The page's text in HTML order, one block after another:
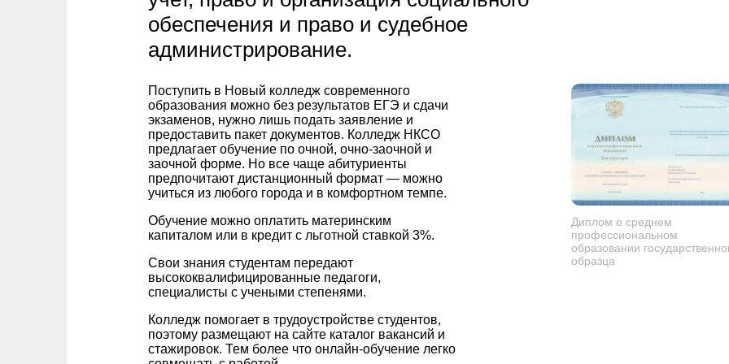
обеспечения и право и судебное
администрирование.
Поступить в Новый колледж современного
образования можно без результатов ЕГЭ и сдачи
экзаменов, нужно лишь подать заявление и
предоставить пакет документов. Колледж НКСО
предлагает обучение по очной, очно-заочной и
заочной форме. Но все чаще абитуриенты
предпочитают дистанционный формат — можно
учиться из любого города и в комфортном темпе.
Обучение можно оплатить материнским
капиталом или в кредит с льготной ставкой 3%.
Свои знания студентам передают
высококвалифицированные педагоги,
специалисты с учеными степенями.
Колледж помогает в трудоустройстве студентов,
поэтому размещают на сайте каталог вакансий и
стажировок. Тем более что онлайн-обучение легко
Диплом о среднем
профессиональном
образовании
образца